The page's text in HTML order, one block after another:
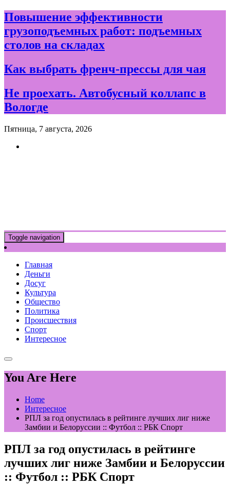
Skip
to
content
Повышение эффективности
грузоподъемных работ: подъемных
столов на складах
Как выбрать френч-прессы для чая
Не проехать. Автобусный коллапс в
Вологде
Пятница, 7 августа, 2026
Toggle navigation
Главная
Деньги
Досуг
Культура
Общество
Политика
Происшествия
Спорт
Интересное
You Are Here
Home
Интересное
РПЛ за год опустилась в рейтинге лучших лиг ниже
Замбии и Белоруссии :: Футбол :: РБК Спорт
РПЛ за год опустилась в рейтинге
лучших лиг ниже Замбии и Белоруссии
:: Футбол :: РБК Спорт